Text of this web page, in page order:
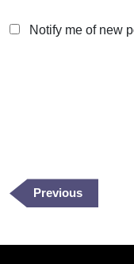
Notify me of new
Previous
Post
Previous